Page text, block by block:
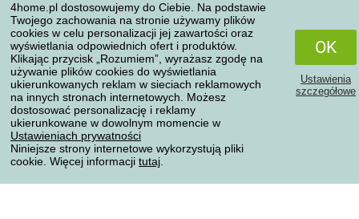
4home.pl dostosowujemy do Ciebie. Na podstawie
Twojego zachowania na stronie używamy plików
cookies w celu personalizacji jej zawartości oraz
wyświetlania odpowiednich ofert i produktów.
Klikając przycisk „Rozumiem”, wyrażasz zgodę na
używanie plików cookies do wyświetlania
ukierunkowanych reklam w sieciach reklamowych
na innych stronach internetowych. Możesz
dostosować personalizację i reklamy
ukierunkowane w dowolnym momencie w
Ustawieniach prywatności
Niniejsze strony internetowe wykorzystują pliki
cookie. Więcej informacji tutaj
OK
Ustawienia
szczegółowe
Sposoby transportu
Metody płatności
Niezawodny sklep